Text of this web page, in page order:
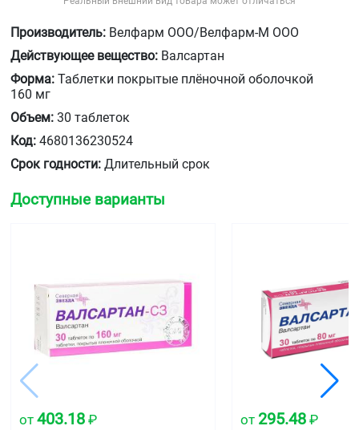
Производитель: Велфарм ООО/Велфарм-М ООО
Действующее вещество: Валсартан
Форма: Таблетки покрытые плёночной оболочкой
160 мг
Объем: 30 таблеток
Код: 4680136230524
Срок годности: Длительный срок
Доступные варианты
от 403.18 ₽ от 295.48 ₽